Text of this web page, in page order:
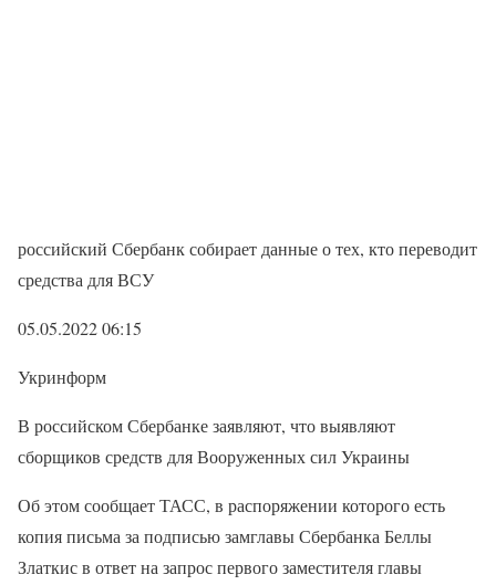
российский Сбербанк собирает данные о тех, кто переводит
средства для ВСУ
05.05.2022 06:15
Укринформ
В российском Сбербанке заявляют, что выявляют
сборщиков средств для Вооруженных сил Украины
Об этом сообщает ТАСС, в распоряжении которого есть
копия письма за подписью замглавы Сбербанка Беллы
Златкис в ответ на запрос первого заместителя главы